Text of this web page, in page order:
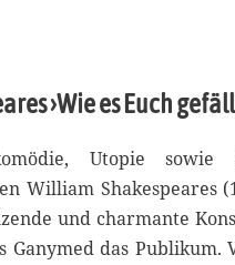
›Wie es Euch
Utopie sowie
William Shakespeares
und charmante
das Publikum.